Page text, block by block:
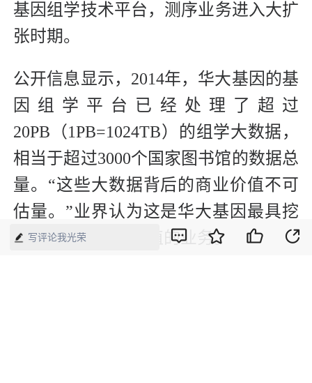
基因组学技术平台，测序业务进入大扩
张时期。
公开信息显示，2014年，华大基因的基
因组学平台已经处理了超过
20PB（1PB=1024TB）的组学大数据，
相当于超过3000个国家图书馆的数据总
量。“这些大数据背后的商业价值不可
估量。”业界认为这是华大基因最具挖
掘潜力和商业化价值的业务。
写评论我光荣